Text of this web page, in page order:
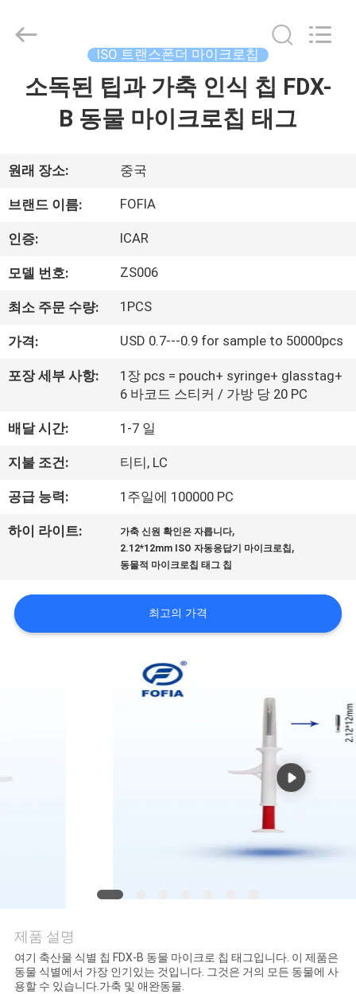
품
동
영
우
리
대
하
여
장
여
주
세
2017
Technology
ISO 트랜스폰더 마이크로칩
소독된 팁과 가축 인식 칩 FDX-
B 동물 마이크로칩 태그
원래 장소: 중국
브랜드 이름: FOFIA
인증: ICAR
모델 번호: ZS006
최소 주문 수량: 1PCS
가격: USD 0.7---0.9 for sample to 50000pcs
포장 세부 사항:
1장 pcs = pouch+ syringe+ glasstag+
6 바코드 스티커 / 가방 당 20 PC
배달 시간: 1-7 일
지불 조건: 티티, LC
공급 능력: 1주일에 100000 PC
하이 라이트: 가축 신원 확인은 자릅니다,
2.12*12mm ISO 자동응답기 마이크로칩 ,
동물적 마이크로칩 태그 칩
최고의 가격
제품 설명
여기 축산물 식별 칩 FDX-B 동물 마이크로 칩 태그입니다. 이 제품은
동물 식별에서 가장 인기있는 것입니다. 그것은 거의 모든 동물에 사
용할 수 있습니다.가축 및 애완동물.